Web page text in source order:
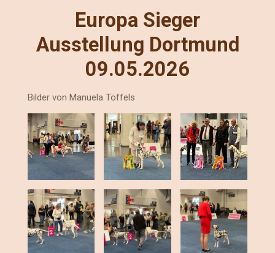
Europa Sieger
Ausstellung Dortmund
09.05.2026
Bilder von Manuela Töffels